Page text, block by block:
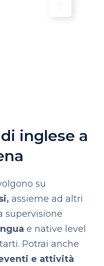
inglese a
su
assieme ad altri
supervisione
e native level
Potrai anche
e attività